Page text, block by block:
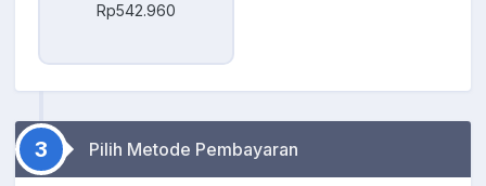
Rp542.960
3 Pilih Metode Pembayaran